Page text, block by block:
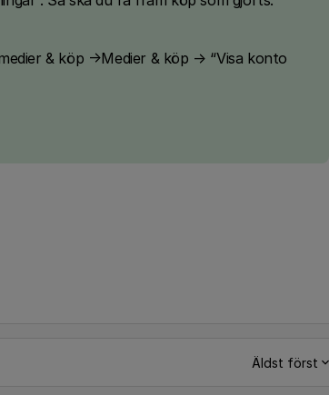
& köp →Medier & köp → “Visa konto
Äldst först